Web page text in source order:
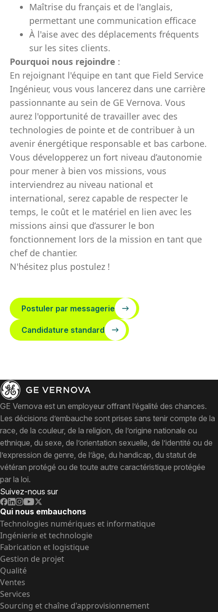
Maîtrise du français et de l'anglais,
permettant une communication efficace
À l'aise avec des déplacements fréquents
sur les sites clients.
Pourquoi nous rejoindre :
En rejoignant l'équipe en tant que Field Service
Ingénieur, vous vous lancerez dans une carrière
passionnante au sein de GE Vernova. Vous
aurez l'opportunité de travailler avec des
technologies de pointe et de contribuer à un
avenir énergétique responsable et bas carbone.
Vous développerez un fort niveau d’autonomie
pour mener à bien vos missions, vous
interviendrez au niveau national et
international, serez capable de respecter le
temps, le coût et le matériel en lien avec les
missions ainsi que d’assurer le bon
fonctionnement lors de la mission en tant que
chef de chantier.
N'hésitez plus postulez !
Postuler par messagerie
Candidature standard
GE Vernova est un employeur offrant l’égalité des chances.
Les décisions d’embauche sont prises sans tenir compte de la
race, de la couleur, de la religion, de l’origine nationale ou
ethnique, du sexe, de l’orientation sexuelle, de l’identité ou de
l’expression de genre, de l’âge, du handicap, du statut de
vétéran protégé ou de toute autre caractéristique protégée
par la loi.
Suivez-nous sur
Qui nous embauchons
Technologies numériques et informatique
Ingénierie et technologie
Fabrication et logistique
Gestion de projet
Qualité
Ventes
Services
Sourcing et chaîne d'approvisionnement